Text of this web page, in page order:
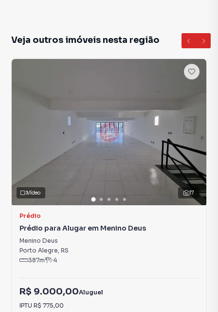
Veja outros imóveis nesta região
17
Vídeo
Prédio
Prédio para Alugar em Menino Deus
Menino Deus
Porto Alegre, RS
387m² 4
R$ 9.000,00Aluguel
IPTU R$ 775,00